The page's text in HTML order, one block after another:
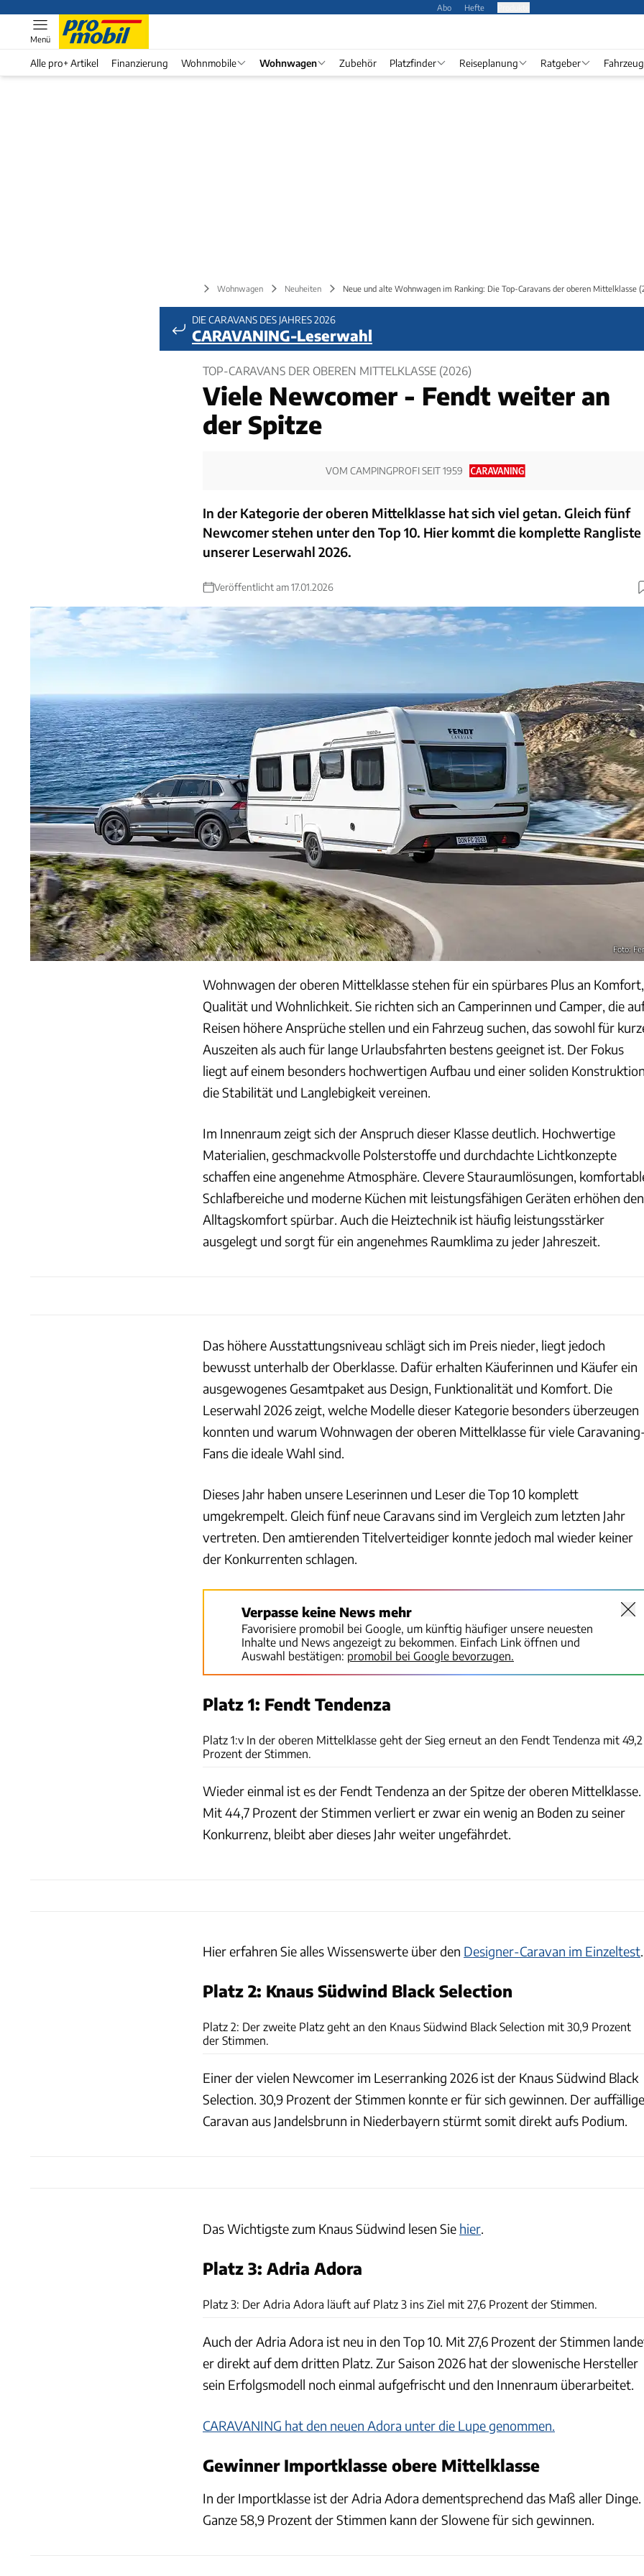
Abo Hefte
Menü
Alle pro+ Artikel Finanzierung Wohnmobile Wohnwagen Zubehör Platzfinder Reiseplanung Ratgeber
Wohnwagen Neuheiten Neue und alte Wohnwagen im Ranking: Die Top-Caravans der oberen Mittelklasse
DIE CARAVANS DES JAHRES 2026
CARAVANING-Leserwahl
TOP-CARAVANS DER OBEREN MITTELKLASSE (2026)
Viele Newcomer - Fendt weiter an
der Spitze
VOM CAMPINGPROFI SEIT 1959
In der Kategorie der oberen Mittelklasse hat sich viel getan. Gleich fünf
Newcomer stehen unter den Top 10. Hier kommt die komplette Rangliste
unserer Leserwahl 2026.
Veröffentlicht am 17.01.2026
Foto:
Wohnwagen der oberen Mittelklasse stehen für ein spürbares Plus an Komfort,
Qualität und Wohnlichkeit. Sie richten sich an Camperinnen und Camper, die
Reisen höhere Ansprüche stellen und ein Fahrzeug suchen, das sowohl für
Auszeiten als auch für lange Urlaubsfahrten bestens geeignet ist. Der Fokus
liegt auf einem besonders hochwertigen Aufbau und einer soliden
die Stabilität und Langlebigkeit vereinen.
Im Innenraum zeigt sich der Anspruch dieser Klasse deutlich. Hochwertige
Materialien, geschmackvolle Polsterstoffe und durchdachte Lichtkonzepte
schaffen eine angenehme Atmosphäre. Clevere Stauraumlösungen,
Schlafbereiche und moderne Küchen mit leistungsfähigen Geräten erhöhen den
Alltagskomfort spürbar. Auch die Heiztechnik ist häufig leistungsstärker
ausgelegt und sorgt für ein angenehmes Raumklima zu jeder Jahreszeit.
Das höhere Ausstattungsniveau schlägt sich im Preis nieder, liegt jedoch
bewusst unterhalb der Oberklasse. Dafür erhalten Käuferinnen und Käufer ein
ausgewogenes Gesamtpaket aus Design, Funktionalität und Komfort. Die
Leserwahl 2026 zeigt, welche Modelle dieser Kategorie besonders überzeugen
konnten und warum Wohnwagen der oberen Mittelklasse für viele
Fans die ideale Wahl sind.
Dieses Jahr haben unsere Leserinnen und Leser die Top 10 komplett
umgekrempelt. Gleich fünf neue Caravans sind im Vergleich zum letzten Jahr
vertreten. Den amtierenden Titelverteidiger konnte jedoch mal wieder keiner
der Konkurrenten schlagen.
Verpasse keine News mehr
Favorisiere promobil bei Google, um künftig häufiger unsere neuesten
Inhalte und News angezeigt zu bekommen. Einfach Link öffnen und
Auswahl bestätigen: promobil bei Google bevorzugen.
Platz 1: Fendt Tendenza
Platz 1:v In der oberen Mittelklasse geht der Sieg erneut an den Fendt Tendenza mit 49,2
Prozent der Stimmen.
Wieder einmal ist es der Fendt Tendenza an der Spitze der oberen Mittelklasse.
Mit 44,7 Prozent der Stimmen verliert er zwar ein wenig an Boden zu seiner
Konkurrenz, bleibt aber dieses Jahr weiter ungefährdet.
Hier erfahren Sie alles Wissenswerte über den Designer-Caravan im Einzeltest.
Platz 2: Knaus Südwind Black Selection
Platz 2: Der zweite Platz geht an den Knaus Südwind Black Selection mit 30,9 Prozent
der Stimmen.
Einer der vielen Newcomer im Leserranking 2026 ist der Knaus Südwind Black
Selection. 30,9 Prozent der Stimmen konnte er für sich gewinnen. Der auffällige
Caravan aus Jandelsbrunn in Niederbayern stürmt somit direkt aufs Podium.
Das Wichtigste zum Knaus Südwind lesen Sie hier.
Platz 3: Adria Adora
Platz 3: Der Adria Adora läuft auf Platz 3 ins Ziel mit 27,6 Prozent der Stimmen.
Auch der Adria Adora ist neu in den Top 10. Mit 27,6 Prozent der Stimmen
er direkt auf dem dritten Platz. Zur Saison 2026 hat der slowenische Hersteller
sein Erfolgsmodell noch einmal aufgefrischt und den Innenraum überarbeitet.
CARAVANING hat den neuen Adora unter die Lupe genommen.
Gewinner Importklasse obere Mittelklasse
In der Importklasse ist der Adria Adora dementsprechend das Maß aller Dinge.
Ganze 58,9 Prozent der Stimmen kann der Slowene für sich gewinnen.